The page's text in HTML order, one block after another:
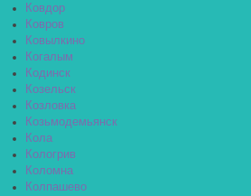
Ковдор
Ковров
Ковылкино
Когалым
Кодинск
Козельск
Козловка
Козьмодемьянск
Кола
Кологрив
Коломна
Колпашево